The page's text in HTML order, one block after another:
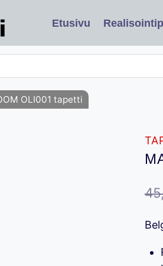
Etusivu
OLI001 tapetti